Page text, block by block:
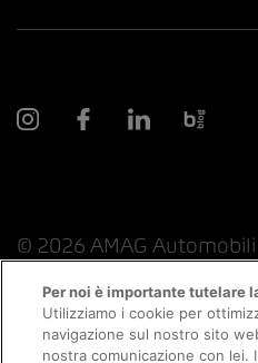
© 2026 AMAG
Protezione dei dati
Per noi è importante tutelare
Utilizziamo i cookie per
navigazione sul nostro sito
nostra comunicazione con lei.